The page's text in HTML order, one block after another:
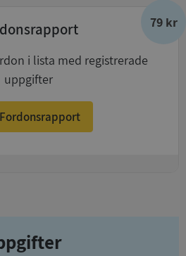
79 kr
i lista med registrerade
uppgifter